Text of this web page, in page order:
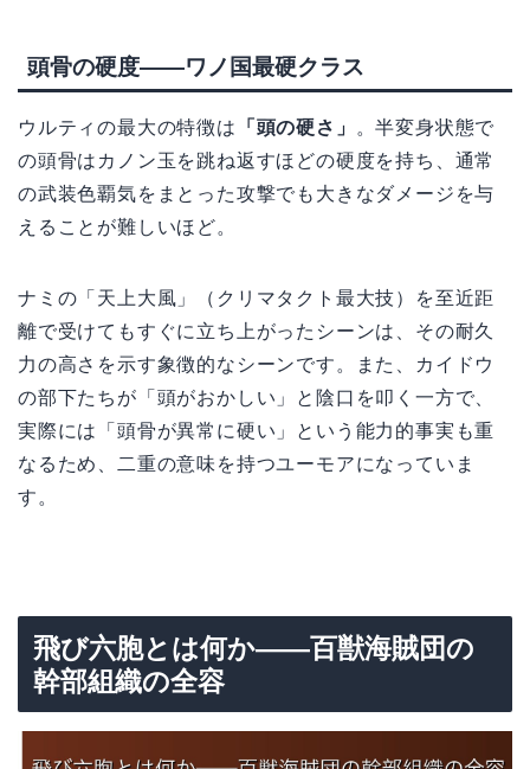
頭骨の硬度——ワノ国最硬クラス
ウルティの最大の特徴は 「頭の硬さ」
。半変身状態で
の頭骨はカノン玉を跳ね返すほどの硬度を持ち、通常
の武装色覇気をまとった攻撃でも大きなダメージを与
えることが難しいほど。
ナミの「天上大風」（クリマタクト最大技）を至近距
離で受けてもすぐに立ち上がったシーンは、その耐久
力の高さを示す象徴的なシーンです。また、カイドウ
の部下たちが「頭がおかしい」と陰口を叩く一方で、
実際には「頭骨が異常に硬い」という能力的事実も重
なるため、二重の意味を持つユーモアになっていま
す。
飛び六胞とは何か——百獣海賊団の
幹部組織の全容